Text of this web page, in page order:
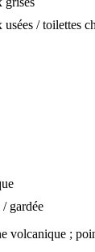
usées / toilettes
gardée
volcanique ;